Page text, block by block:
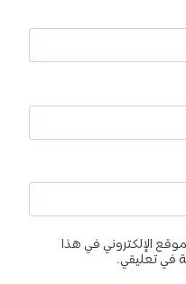
الإلكتروني في هذا
في تعليقي.